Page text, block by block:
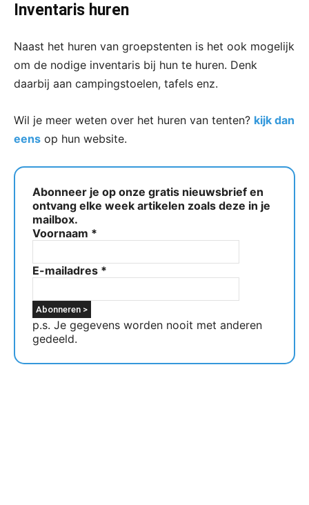
Inventaris huren
Naast het huren van groepstenten is het ook mogelijk
om de nodige inventaris bij hun te huren. Denk
daarbij aan campingstoelen, tafels enz.
Wil je meer weten over het huren van tenten? kijk dan
eens op hun website.
Abonneer je op onze gratis nieuwsbrief en
ontvang elke week artikelen zoals deze in je
mailbox.
Voornaam *
E-mailadres *
p.s. Je gegevens worden nooit met anderen
gedeeld.